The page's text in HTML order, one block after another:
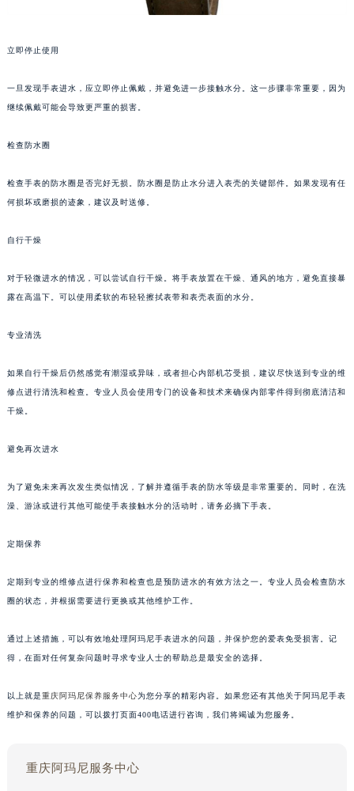
立即停止使用
一旦发现手表进水，应立即停止佩戴，并避免进一步接触水分。这一步骤非常重要，因为
继续佩戴可能会导致更严重的损害。
检查防水圈
检查手表的防水圈是否完好无损。防水圈是防止水分进入表壳的关键部件。如果发现有任
何损坏或磨损的迹象，建议及时送修。
自行干燥
对于轻微进水的情况，可以尝试自行干燥。将手表放置在干燥、通风的地方，避免直接暴
露在高温下。可以使用柔软的布轻轻擦拭表带和表壳表面的水分。
专业清洗
如果自行干燥后仍然感觉有潮湿或异味，或者担心内部机芯受损，建议尽快送到专业的维
修点进行清洗和检查。专业人员会使用专门的设备和技术来确保内部零件得到彻底清洁和
干燥。
避免再次进水
为了避免未来再次发生类似情况，了解并遵循手表的防水等级是非常重要的。同时，在洗
澡、游泳或进行其他可能使手表接触水分的活动时，请务必摘下手表。
定期保养
定期到专业的维修点进行保养和检查也是预防进水的有效方法之一。专业人员会检查防水
圈的状态，并根据需要进行更换或其他维护工作。
通过上述措施，可以有效地处理阿玛尼手表进水的问题，并保护您的爱表免受损害。记
得，在面对任何复杂问题时寻求专业人士的帮助总是最安全的选择。
以上就是重庆阿玛尼保养服务中心为您分享的精彩内容。如果您还有其他关于阿玛尼手表
维护和保养的问题，可以拨打页面400电话进行咨询，我们将竭诚为您服务。
重庆阿玛尼服务中心